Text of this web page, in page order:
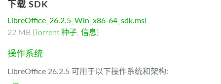
下载 SDK
LibreOffice_26.2.5_Win_x86-64_sdk.msi
22 MB (Torrent 种子, 信息)
操作系统
LibreOffice 26.2.5 可用于以下操作系统和架构: